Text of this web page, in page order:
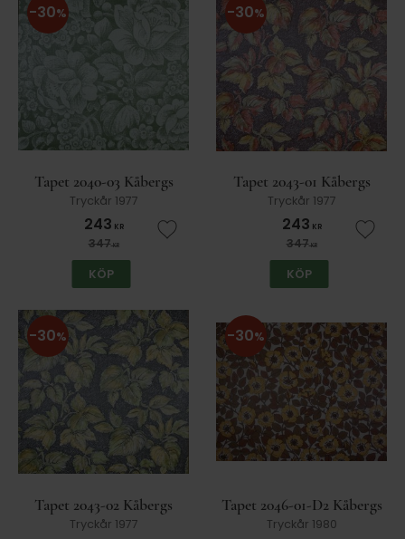
Tapet 2040-03 Kåbergs
Tryckår 1977
243 KR
347KR
30%
Lägg till i favoriter
KÖP
Tapet 2043-01 Kåbergs
Tryckår 1977
243 KR
347KR
30%
Lägg
KÖP
Tapet 2043-02 Kåbergs
Tryckår 1977
30%
Tapet 2046-01-D2 Kåbergs
Tryckår 1980
30%